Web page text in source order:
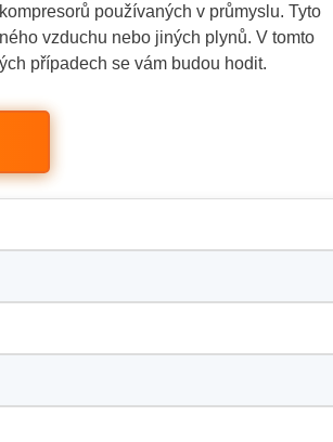
používaných v průmyslu. Tyto
vzduchu nebo jiných plynů. V tomto
případech se vám budou hodit.